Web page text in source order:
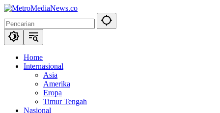
Langsung
konten
Home
Internasional
Asia
Amerika
Eropa
Timur Tengah
Nasional